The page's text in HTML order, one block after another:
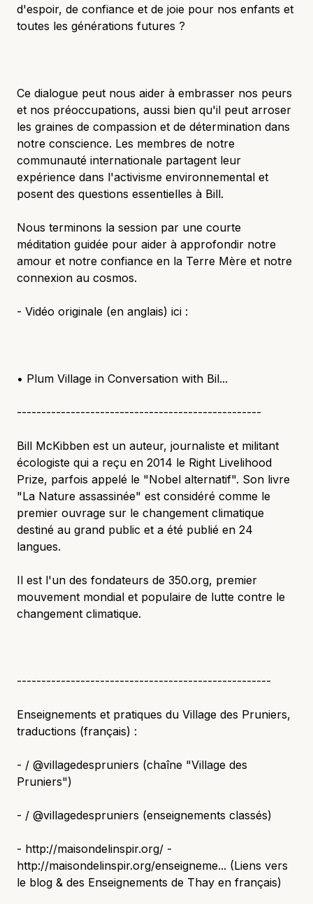
d'espoir, de confiance et de joie pour nos enfants et
toutes les générations futures ?
Ce dialogue peut nous aider à embrasser nos peurs
et nos préoccupations, aussi bien qu'il peut arroser
les graines de compassion et de détermination dans
notre conscience. Les membres de notre
communauté internationale partagent leur
expérience dans l'activisme environnemental et
posent des questions essentielles à Bill.
Nous terminons la session par une courte
méditation guidée pour aider à approfondir notre
amour et notre confiance en la Terre Mère et notre
connexion au cosmos.
- Vidéo originale (en anglais) ici :
• Plum Village in Conversation with Bil...
--------------------------------------------------
Bill McKibben est un auteur, journaliste et militant
écologiste qui a reçu en 2014 le Right Livelihood
Prize, parfois appelé le "Nobel alternatif". Son livre
"La Nature assassinée" est considéré comme le
premier ouvrage sur le changement climatique
destiné au grand public et a été publié en 24
langues.
Il est l'un des fondateurs de 350.org, premier
mouvement mondial et populaire de lutte contre le
changement climatique.
----------------------------------------------------
Enseignements et pratiques du Village des Pruniers,
traductions (français) :
- / @villagedespruniers (chaîne "Village des
Pruniers")
- / @villagedespruniers (enseignements classés)
- http://maisondelinspir.org/ -
http://maisondelinspir.org/enseigneme... (Liens vers
le blog & des Enseignements de Thay en français)